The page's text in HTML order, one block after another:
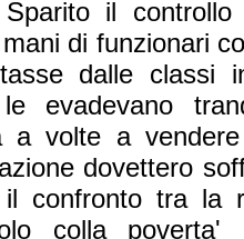
Sparito il
di funzionari
dalle classi
evadevano
a volte a
dovettero
confronto tra la
colla